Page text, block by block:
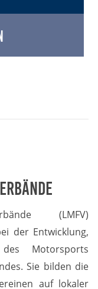
(LMFV)
der Entwicklung,
Motorsports
Sie bilden die
auf lokaler